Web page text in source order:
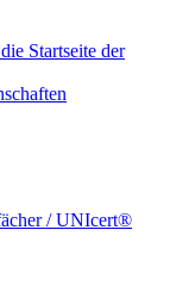
/ UNIcert®